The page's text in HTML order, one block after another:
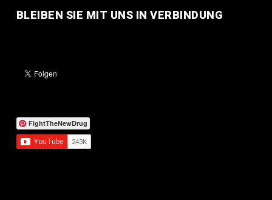
BLEIBEN SIE MIT UNS IN VERBINDUNG
FightTheNewDrug